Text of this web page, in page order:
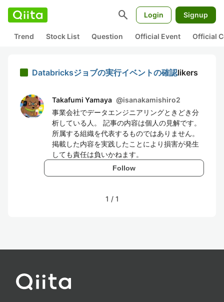
search Login Signup
Trend Stock List Question Official Event Official
Databricksジョブの実行イベントの確認likers
Takafumi Yamaya @isanakamishiro2
事業会社でデータエンジニアリングときどき分
析している人。 記事の内容は個人の見解です。
所属する組織を代表するものではありません。
掲載した内容を実践したことにより損害が発生
しても責任は負いかねます。
Follow
1 / 1